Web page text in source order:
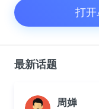
打开
最新话题
周婵